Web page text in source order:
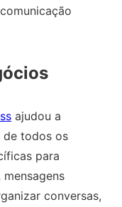
ajudou a
de todos os
para
conversas,